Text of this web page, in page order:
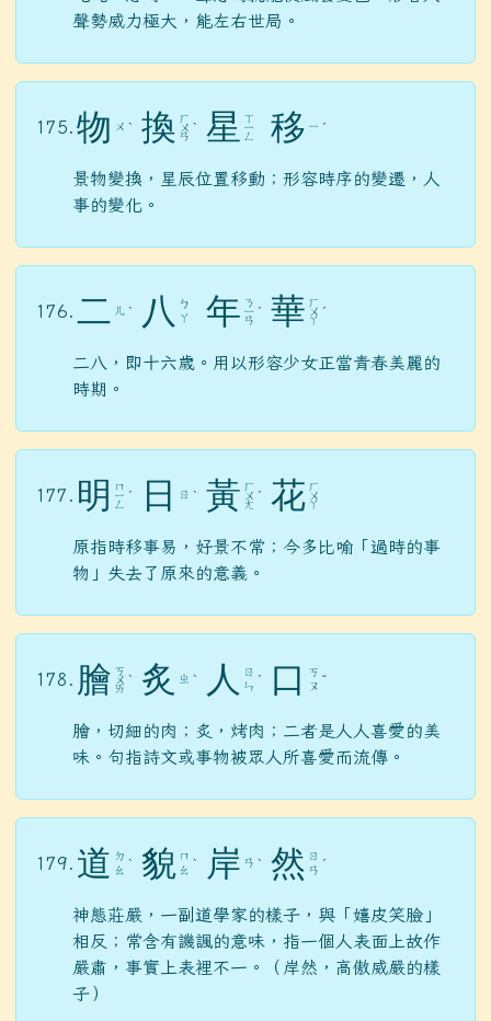
聲勢威力極大，能左右世局。
175. 物 ㄨ ˋ 換 ㄏ
ㄨ
ㄢ
ˋ 星 ㄒ
ㄧ
ㄥ 移 ㄧ ˊ
景物變換，星辰位置移動；形容時序的變遷，人
事的變化。
176. 二 ㄦ ˋ 八
ㄅ
ㄚ
年 ㄋ
ㄧ
ㄢ
ˊ 華 ㄏ
ㄨ
ㄚ
ˊ
二八，即十六歲。用以形容少女正當青春美麗的
時期。
177. 明 ㄇ
ㄧ
ㄥ
ˊ 日 ㄖ ˋ 黃 ㄏ
ㄨ
ㄤ
ˊ 花 ㄏ
ㄨ
ㄚ
原指時移事易，好景不常；今多比喻「過時的事
物」失去了原來的意義。
178. 膾 ㄎ
ㄨ
ㄞ
ˋ 炙 ㄓ ˋ 人
ㄖ
ㄣ ˊ 口
ㄎ
ㄡ ˇ
膾，切細的肉；炙，烤肉；二者是人人喜愛的美
味。句指詩文或事物被眾人所喜愛而流傳。
179. 道 ㄉ
ㄠ ˋ 貌 ㄇ
ㄠ ˋ 岸 ㄢ ˋ 然 ㄖ
ㄢ ˊ
神態莊嚴，一副道學家的樣子，與「嬉皮笑臉」
相反；常含有譏諷的意味，指一個人表面上故作
嚴肅，事實上表裡不一。（岸然，高傲威嚴的樣
子）